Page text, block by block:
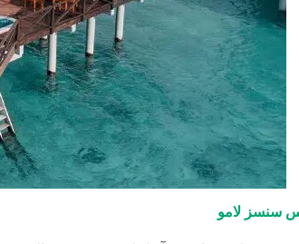
سنسز لامو